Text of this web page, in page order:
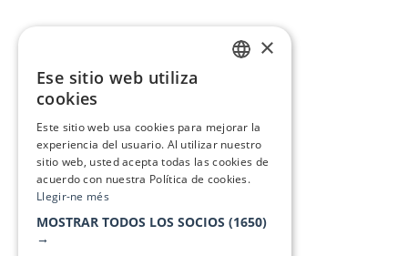
×
Ese sitio web utiliza
cookies
Este sitio web usa cookies para mejorar la
experiencia del usuario. Al utilizar nuestro
sitio web, usted acepta todas las cookies de
acuerdo con nuestra Política de cookies.
Llegir-ne més
MOSTRAR TODOS LOS SOCIOS (1650)
→